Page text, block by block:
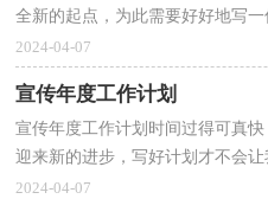
全新的起点，为此需要好好地写
形式呢？以下是小编帮大家整理的
2024-04-07
宣传年度工作计划
宣传年度工作计划时间过得可真
迎来新的进步，写好计划才不会
我们该怎么去写计划呢？以下是小
2024-04-07